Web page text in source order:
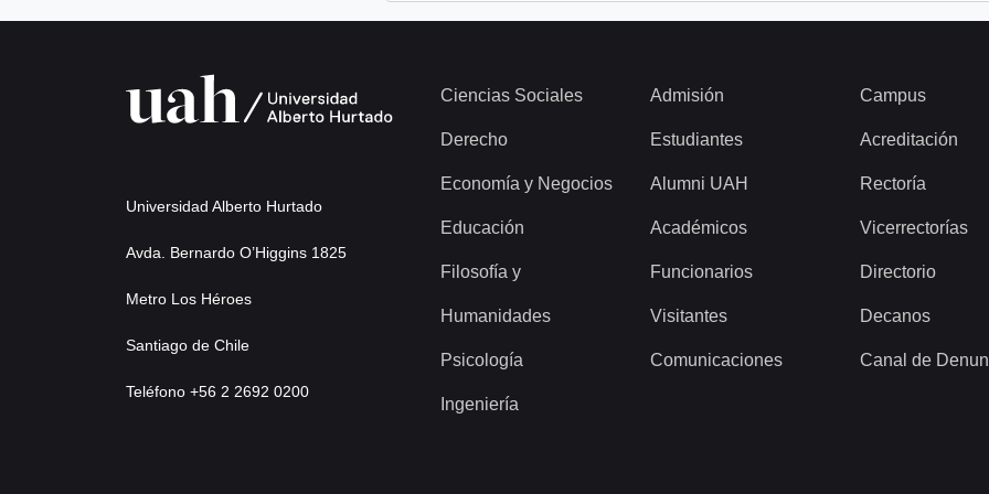
Universidad Alberto Hurtado
Avda. Bernardo O’Higgins 1825
Metro Los Héroes
Santiago de Chile
Teléfono +56 2 2692 0200
Ciencias Sociales
Derecho
Economía y Negocios
Educación
Filosofía y
Humanidades
Psicología
Ingeniería
Admisión
Estudiantes
Alumni UAH
Académicos
Funcionarios
Visitantes
Comunicaciones
Campus
Acreditación
Rectoría
Vicerrectorías
Directorio
Decanos
Canal de